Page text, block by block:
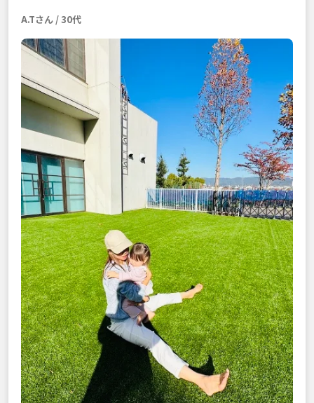
A.Tさん / 30代